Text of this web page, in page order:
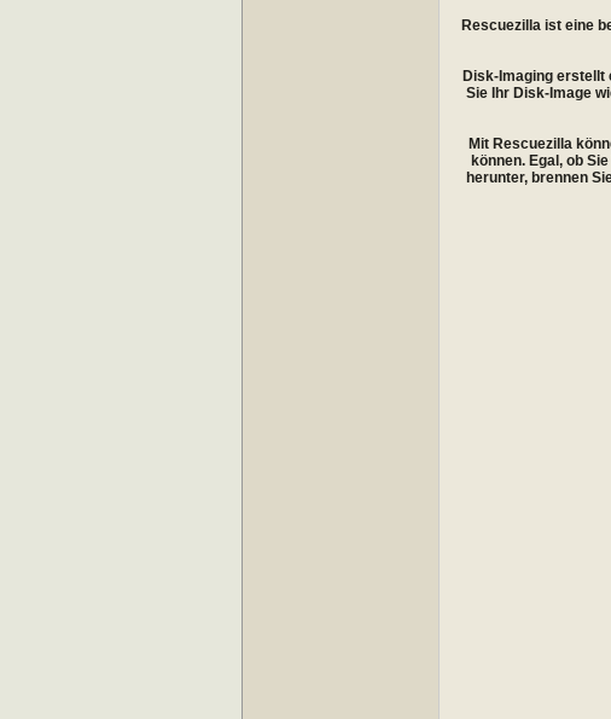
Rescuezilla ist eine
Disk-Imaging erstellt
Sie Ihr Disk-Image
Mit Rescuezilla
können. Egal, ob
herunter, brennen